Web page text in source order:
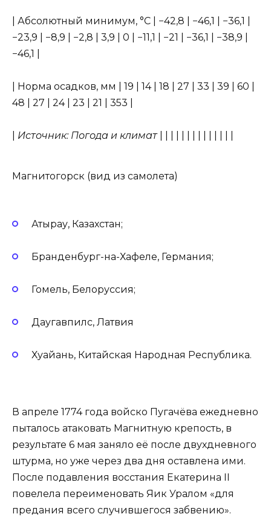
| Абсолютный минимум, °C | −42,8 | −46,1 | −36,1 |
−23,9 | −8,9 | −2,8 | 3,9 | 0 | −11,1 | −21 | −36,1 | −38,9 |
−46,1 |
| Норма осадков, мм | 19 | 14 | 18 | 27 | 33 | 39 | 60 |
48 | 27 | 24 | 23 | 21 | 353 |
Источник: Погода и климат| | | | | | | | | | | | | |
Магнитогорск (вид из самолета)
Атырау, Казахстан;
Бранденбург-на-Хафеле, Германия;
Гомель, Белоруссия;
Даугавпилс, Латвия
Хуайань, Китайская Народная Республика.
В апреле 1774 года войско Пугачёва ежедневно
пыталось атаковать Магнитную крепость, в
результате 6 мая заняло её после двухдневного
штурма, но уже через два дня оставлена ими.
После подавления восстания Екатерина II
повелела переименовать Яик Уралом «для
предания всего случившегося забвению».